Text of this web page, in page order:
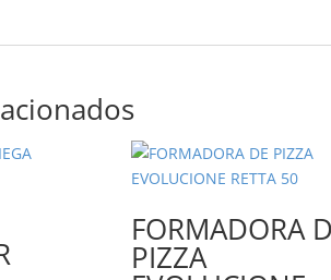
FORMADORA
PIZZA